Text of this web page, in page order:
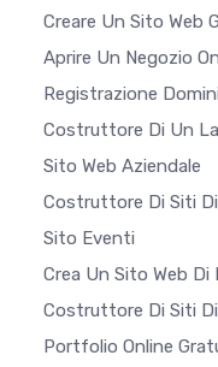
Creare Un Sito Web
Aprire Un Negozio
Registrazione
Costruttore Di Un
Sito Web Aziendale
Costruttore Di Siti
Sito Eventi
Crea Un Sito Web Di
Costruttore Di Siti
Portfolio Online